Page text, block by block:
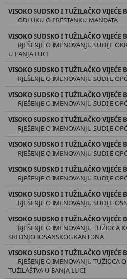
VISOKO SUDSKO I TUŽILAČKO VIJEĆE
ODLUKU O PRESTANKU MANDATA
VISOKO SUDSKO I TUŽILAČKO VIJEĆE
RJEŠENJE O IMENOVANJU SUDIJE
U BANJA LUCI
VISOKO SUDSKO I TUŽILAČKO VIJEĆE
RJEŠENJE O IMENOVANJU SUDIJE
VISOKO SUDSKO I TUŽILAČKO VIJEĆE
RJEŠENJE O IMENOVANJU SUDIJE
VISOKO SUDSKO I TUŽILAČKO VIJEĆE
RJEŠENЈЕ O IMENOVANJU SUDIJE
VISOKO SUDSKO I TUŽILAČKO VIJEĆE
RJEŠENJE O IMENOVANJU SUDIJE
VISOKO SUDSKO I TUŽILAČKO VIJEĆE
RJEŠENJE O IMENOVANJU SUDIJE
VISOKO SUDSKO I TUŽILAČKO VIJEĆE
RJEŠENJE O IMENOVANJU SUDIJE
VISOKO SUDSKO I TUŽILAČKO VIJEĆE
RJEŠENJE O IMENOVANJU TUŽIOCA
SREDNJOBOSANSKOG KANTONA
VISOKO SUDSKO I TUŽILAČKO VIJEĆE
RJEŠENJE O IMENOVANJU TUŽIOCA
TUŽILAŠTVA U BANJA LUCI